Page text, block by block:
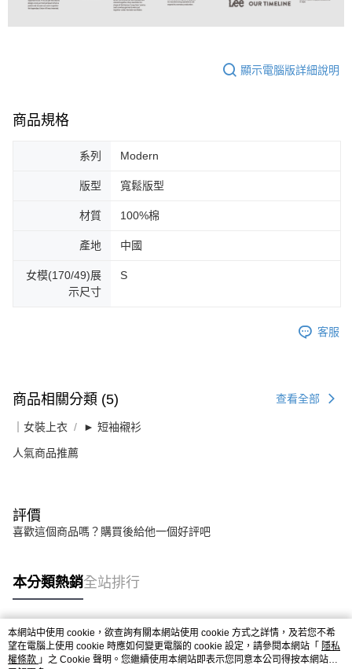
顯示電腦版詳細說明
商品規格
系列 Modern
版型 寬鬆版型
材質 100%棉
產地 中國
女模(170/49)展
示尺寸
S
客服
商品相關分類 (5) 查看全部
｜女裝上衣 ► 短袖襯衫
人氣商品推薦
評價
喜歡這個商品嗎？購買後給他一個好評吧
本分類熱銷全站排行
熱門標籤
本網站中使用 cookie，欲查詢有關本網站使用 cookie 方式之詳情，及若您不希
望在電腦上使用 cookie 時應如何變更電腦的 cookie 設定，請參閱本網站「 隱私
權條款 」之 Cookie 聲明。您繼續使用本網站即表示您同意本公司得按本網站使